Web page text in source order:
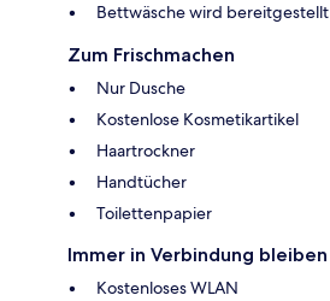
Bettwäsche wird bereitgestellt
Zum Frischmachen
Nur Dusche
Kostenlose Kosmetikartikel
Haartrockner
Handtücher
Toilettenpapier
Immer in Verbindung bleiben
Kostenloses WLAN